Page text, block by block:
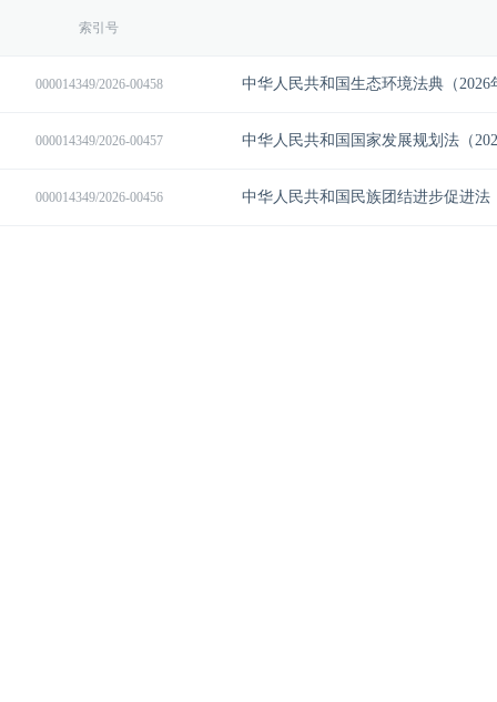
索引号
000014349/2026-00458
000014349/2026-00457
000014349/2026-00456